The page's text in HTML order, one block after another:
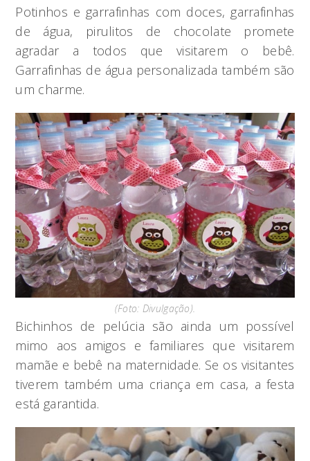
Potinhos e garrafinhas com doces, garrafinhas
de água, pirulitos de chocolate promete
agradar a todos que visitarem o bebê.
Garrafinhas de água personalizada também são
um charme.
(Foto: Divulgação).
Bichinhos de pelúcia são ainda um possível
mimo aos amigos e familiares que visitarem
mamãe e bebê na maternidade. Se os visitantes
tiverem também uma criança em casa, a festa
está garantida.